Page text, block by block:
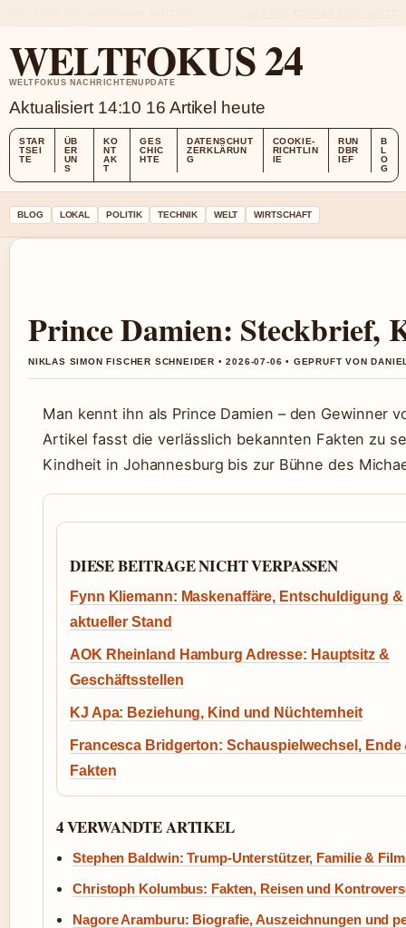
WELTFOKUS 24
WELTFOKUS NACHRICHTENUPDATE
Aktualisiert 14:10 16 Artikel heute
STAR
TSEI
TE
ÜB
ER
UN
S
KO
NT
AK
T
GES
CHIC
HTE
DATENSCHUT
ZERKLÄRUN
G
COOKIE-
RICHTLIN
IE
RUN
DBR
IEF
B
L
O
G
BLOG LOKAL POLITIK TECHNIK WELT WIRTSCHAFT
Prince Damien: Steckbrief,
NIKLAS SIMON FISCHER SCHNEIDER • 2026-07-06 • GEPRUFT VON
Man kennt ihn als Prince Damien – den Gewinner
Artikel fasst die verlässlich bekannten Fakten zu
Kindheit in Johannesburg bis zur Bühne des
DIESE BEITRAGE NICHT VERPASSEN
Fynn Kliemann: Maskenaffäre, Entschuldigung &
aktueller Stand
AOK Rheinland Hamburg Adresse: Hauptsitz &
Geschäftsstellen
KJ Apa: Beziehung, Kind und Nüchternheit
Francesca Bridgerton: Schauspielwechsel, Ende
Fakten
4 VERWANDTE ARTIKEL
Stephen Baldwin: Trump-Unterstützer, Familie &
Christoph Kolumbus: Fakten, Reisen und
Nagore Aramburu: Biografie, Auszeichnungen und